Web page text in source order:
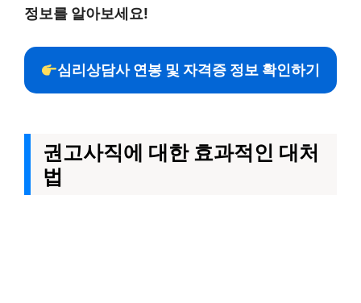
정보를 알아보세요!
심리상담사 연봉 및 자격증 정보 확인하기
권고사직에 대한 효과적인 대처
법